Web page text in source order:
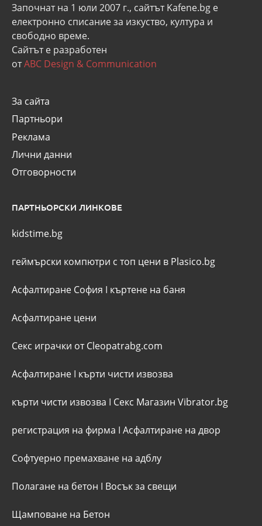
Започнат на 1 юли 2007 г., сайтът Kafene.bg e
eлектронно списание за изкуство, култура и
свободно време.
Сайтът е разработен
отABC Design & Communication
За сайта
Партньори
Реклама
Лични данни
Отговорности
ПАРТНЬОРСКИ ЛИНКОВЕ
kidstime.bg
геймърски компютри с топ цени в Plasico.bg
Асфалтиране София I къртене на баня
Асфалтиране цени
Секс играчки от Cleopatrabg.com
Асфалтиране I кърти чисти извозва
кърти чисти извозва I Секс Магазин Vibrator.bg
регистрация на фирма I Асфалтиране на двор
Софтуерно премахване на адблу
Полагане на бетон I Восък за свещи
Щамповане на Бетон